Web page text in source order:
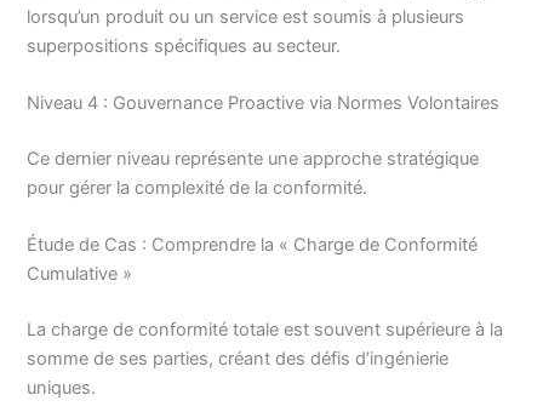
lorsqu’un produit ou un service est soumis à plusieurs
superpositions spécifiques au secteur.
Niveau 4 : Gouvernance Proactive via Normes Volontaires
Ce dernier niveau représente une approche stratégique
pour gérer la complexité de la conformité.
Étude de Cas : Comprendre la « Charge de Conformité
Cumulative »
La charge de conformité totale est souvent supérieure à la
somme de ses parties, créant des défis d’ingénierie
uniques.